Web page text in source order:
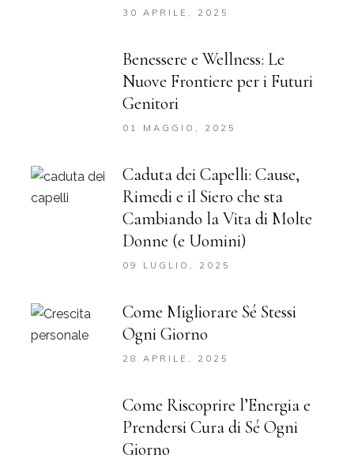
30 APRILE, 2025
Benessere e Wellness: Le
Nuove Frontiere per i Futuri
Genitori
01 MAGGIO, 2025
Caduta dei Capelli: Cause,
Rimedi e il Siero che sta
Cambiando la Vita di Molte
Donne (e Uomini)
09 LUGLIO, 2025
Come Migliorare Sé Stessi
Ogni Giorno
28 APRILE, 2025
Come Riscoprire l’Energia e
Prendersi Cura di Sé Ogni
Giorno